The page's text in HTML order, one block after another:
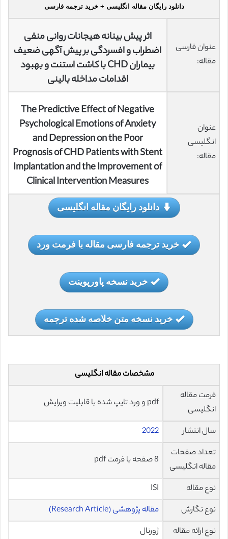
دانلود رایگان مقاله انگلیسی + خرید ترجمه فارسی
عنوان فارسی
مقاله:
اثر پیش بینانه هیجانات روانی منفی
اضطراب و افسردگی بر پیش آگهی ضعیف
بیماران CHD با کاشت استنت و بهبود
اقدامات مداخله بالینی
عنوان
انگلیسی
مقاله:
The Predictive Effect of Negative
Psychological Emotions of Anxiety
and Depression on the Poor
Prognosis of CHD Patients with Stent
Implantation and the Improvement of
Clinical Intervention Measures
دانلود رایگان مقاله انگلیسی
خرید ترجمه فارسی مقاله با فرمت ورد
خرید نسخه پاورپوینت
خرید نسخه متن خلاصه شده ترجمه
مشخصات مقاله انگلیسی
فرمت مقاله
انگلیسی
pdf و ورد تایپ شده با قابلیت ویرایش
سال انتشار
2022
تعداد صفحات
مقاله انگلیسی
8 صفحه با فرمت pdf
نوع مقاله
ISI
نوع نگارش
مقاله پژوهشی (Research Article)
نوع ارائه مقاله
ژورنال